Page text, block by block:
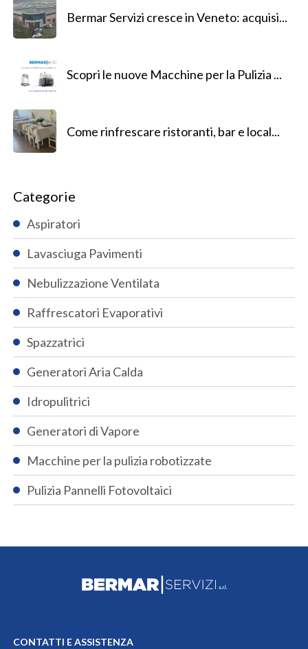
Bermar Servizi cresce in Veneto: acquisi...
Scopri le nuove Macchine per la Pulizia ...
Come rinfrescare ristoranti, bar e local...
Categorie
Aspiratori
Lavasciuga Pavimenti
Nebulizzazione Ventilata
Raffrescatori Evaporativi
Spazzatrici
Generatori Aria Calda
Idropulitrici
Generatori di Vapore
Macchine per la pulizia robotizzate
Pulizia Pannelli Fotovoltaici
CONTATTI E ASSISTENZA